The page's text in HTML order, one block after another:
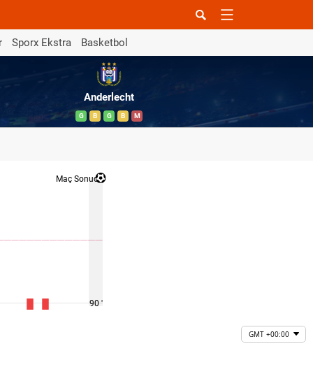
Sporx Ekstra Basketbol
Anderlecht
G B G B M
Maç Sonucu
90 '
GMT +00:00